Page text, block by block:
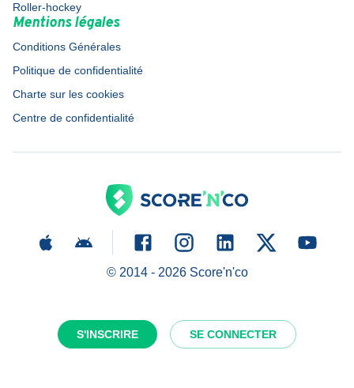
S'INSCRIRE SE CONNECTER
Roller-hockey
Mentions légales
Conditions Générales
Politique de confidentialité
Charte sur les cookies
Centre de confidentialité
© 2014 - 2026Score'n'co